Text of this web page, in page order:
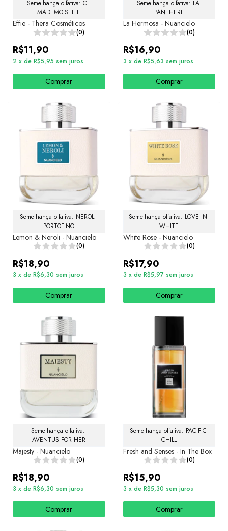
Semelhança olfativa: C.
MADEMOISELLE
Effie - Thera Cosméticos
(0)
R$11,90
2 x de R$5,95 sem juros
Comprar
Semelhança olfativa: LA
PANTHERE
La Hermosa - Nuancielo
(0)
R$16,90
3 x de R$5,63 sem juros
Comprar
Semelhança olfativa: NEROLI
PORTOFINO
Lemon & Neroli - Nuancielo
(0)
R$18,90
3 x de R$6,30 sem juros
Comprar
Semelhança olfativa: LOVE IN
WHITE
White Rose - Nuancielo
(0)
R$17,90
3 x de R$5,97 sem juros
Comprar
Semelhança olfativa:
AVENTUS FOR HER
Majesty - Nuancielo
(0)
R$18,90
3 x de R$6,30 sem juros
Comprar
Semelhança olfativa: PACIFIC
CHILL
Fresh and Senses - In The Box
(0)
R$15,90
3 x de R$5,30 sem juros
Comprar